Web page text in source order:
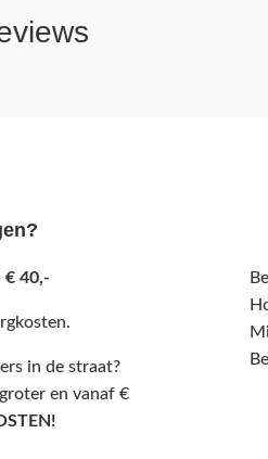
€ 40,-
in de straat?
en vanaf €